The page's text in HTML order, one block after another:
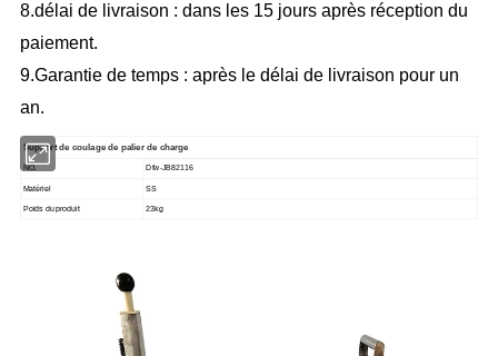
8.délai de livraison : dans les 15 jours après réception du
paiement.
9.Garantie de temps : après le délai de livraison pour un
an.
Support de coulage de palier de charge
NO. Dfw-JB82116
Matériel SS
Poids du produit 23kg